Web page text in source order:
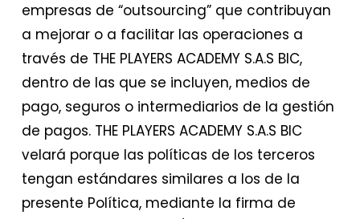
empresas de “outsourcing” que contribuyan
a mejorar o a facilitar las operaciones a
través de THE PLAYERS ACADEMY S.A.S BIC,
dentro de las que se incluyen, medios de
pago, seguros o intermediarios de la gestión
de pagos. THE PLAYERS ACADEMY S.A.S BIC
velará porque las políticas de los terceros
tengan estándares similares a los de la
presente Política, mediante la firma de